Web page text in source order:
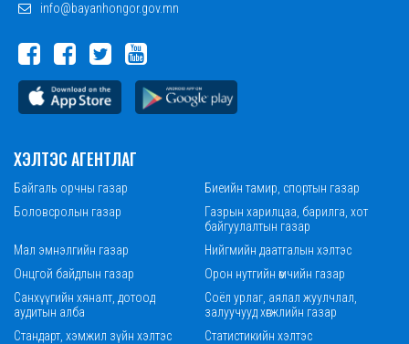
info@bayanhongor.gov.mn
ХЭЛТЭС АГЕНТЛАГ
Байгаль орчны газар
Биеийн тамир, спортын газар
Боловсролын газар
Газрын харилцаа, барилга, хот
байгуулалтын газар
Мал эмнэлгийн газар
Нийгмийн даатгалын хэлтэс
Онцгой байдлын газар
Орон нутгийн өмчийн газар
Санхүүгийн хяналт, дотоод
аудитын алба
Соёл урлаг, аялал жуулчлал,
залуучууд хөгжлийн газар
Стандарт, хэмжил зүйн хэлтэс
Статистикийн хэлтэс